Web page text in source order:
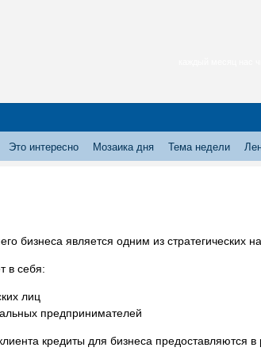
Это интересно Мозаика дня Тема недели
бизнеса является одним из стратегических
в себя:
лиц
предпринимателей
кредиты для бизнеса